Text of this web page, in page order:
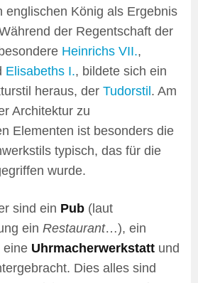
englischen König als Ergebnis
der Regentschaft der
Heinrichs VII.,
Elisabeths I., bildete sich ein
heraus, der Tudorstil . Am
Architektur zu
Elementen ist besonders die
typisch, das für die
wurde.
sind ein Pub (laut
ein Restaurant…), ein
eine Uhrmacherwerkstatt und
Dies alles sind